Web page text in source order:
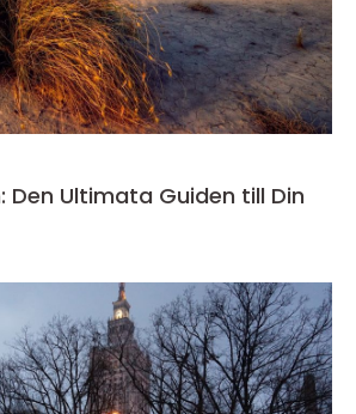
Den Ultimata Guiden till Din